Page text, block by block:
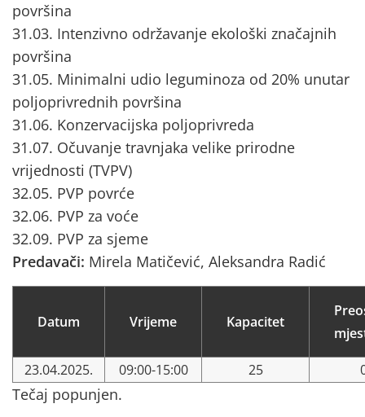
površina
31.03. Intenzivno održavanje ekološki značajnih
površina
31.05. Minimalni udio leguminoza od 20% unutar
poljoprivrednih površina
31.06. Konzervacijska poljoprivreda
31.07. Očuvanje travnjaka velike prirodne
vrijednosti (TVPV)
32.05. PVP povrće
32.06. PVP za voće
32.09. PVP za sjeme
Predavači: Mirela Matičević, Aleksandra Radić
Datum Vrijeme Kapacitet
23.04.2025. 09:00-15:00 25
Tečaj popunjen.